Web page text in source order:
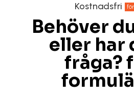
Kostnadsfri
Behöver
eller har
fråga?